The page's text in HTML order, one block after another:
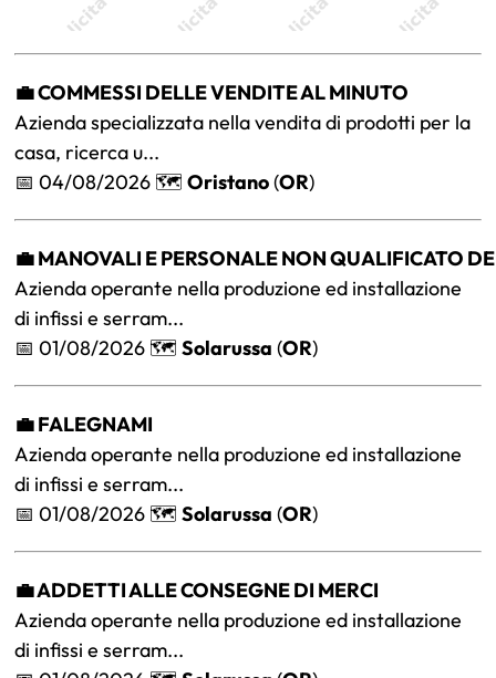
💼 COMMESSI DELLE VENDITE AL MINUTO
Azienda specializzata nella vendita di prodotti per la
casa, ricerca u...
📅 04/08/2026 🗺️Oristano(OR)
💼 MANOVALI E PERSONALE NON QUALIFICATO
Azienda operante nella produzione ed installazione
di infissi e serram...
📅 01/08/2026 🗺️Solarussa (OR)
💼 FALEGNAMI
Azienda operante nella produzione ed installazione
di infissi e serram...
📅 01/08/2026 🗺️Solarussa (OR)
💼 ADDETTI ALLE CONSEGNE DI MERCI
Azienda operante nella produzione ed installazione
di infissi e serram...